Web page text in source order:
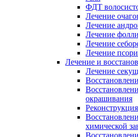
ФДТ
Лечение
Лечение
Лечение
Лечение
Лечение
Лечение и
Лечение
окрашивания
химической